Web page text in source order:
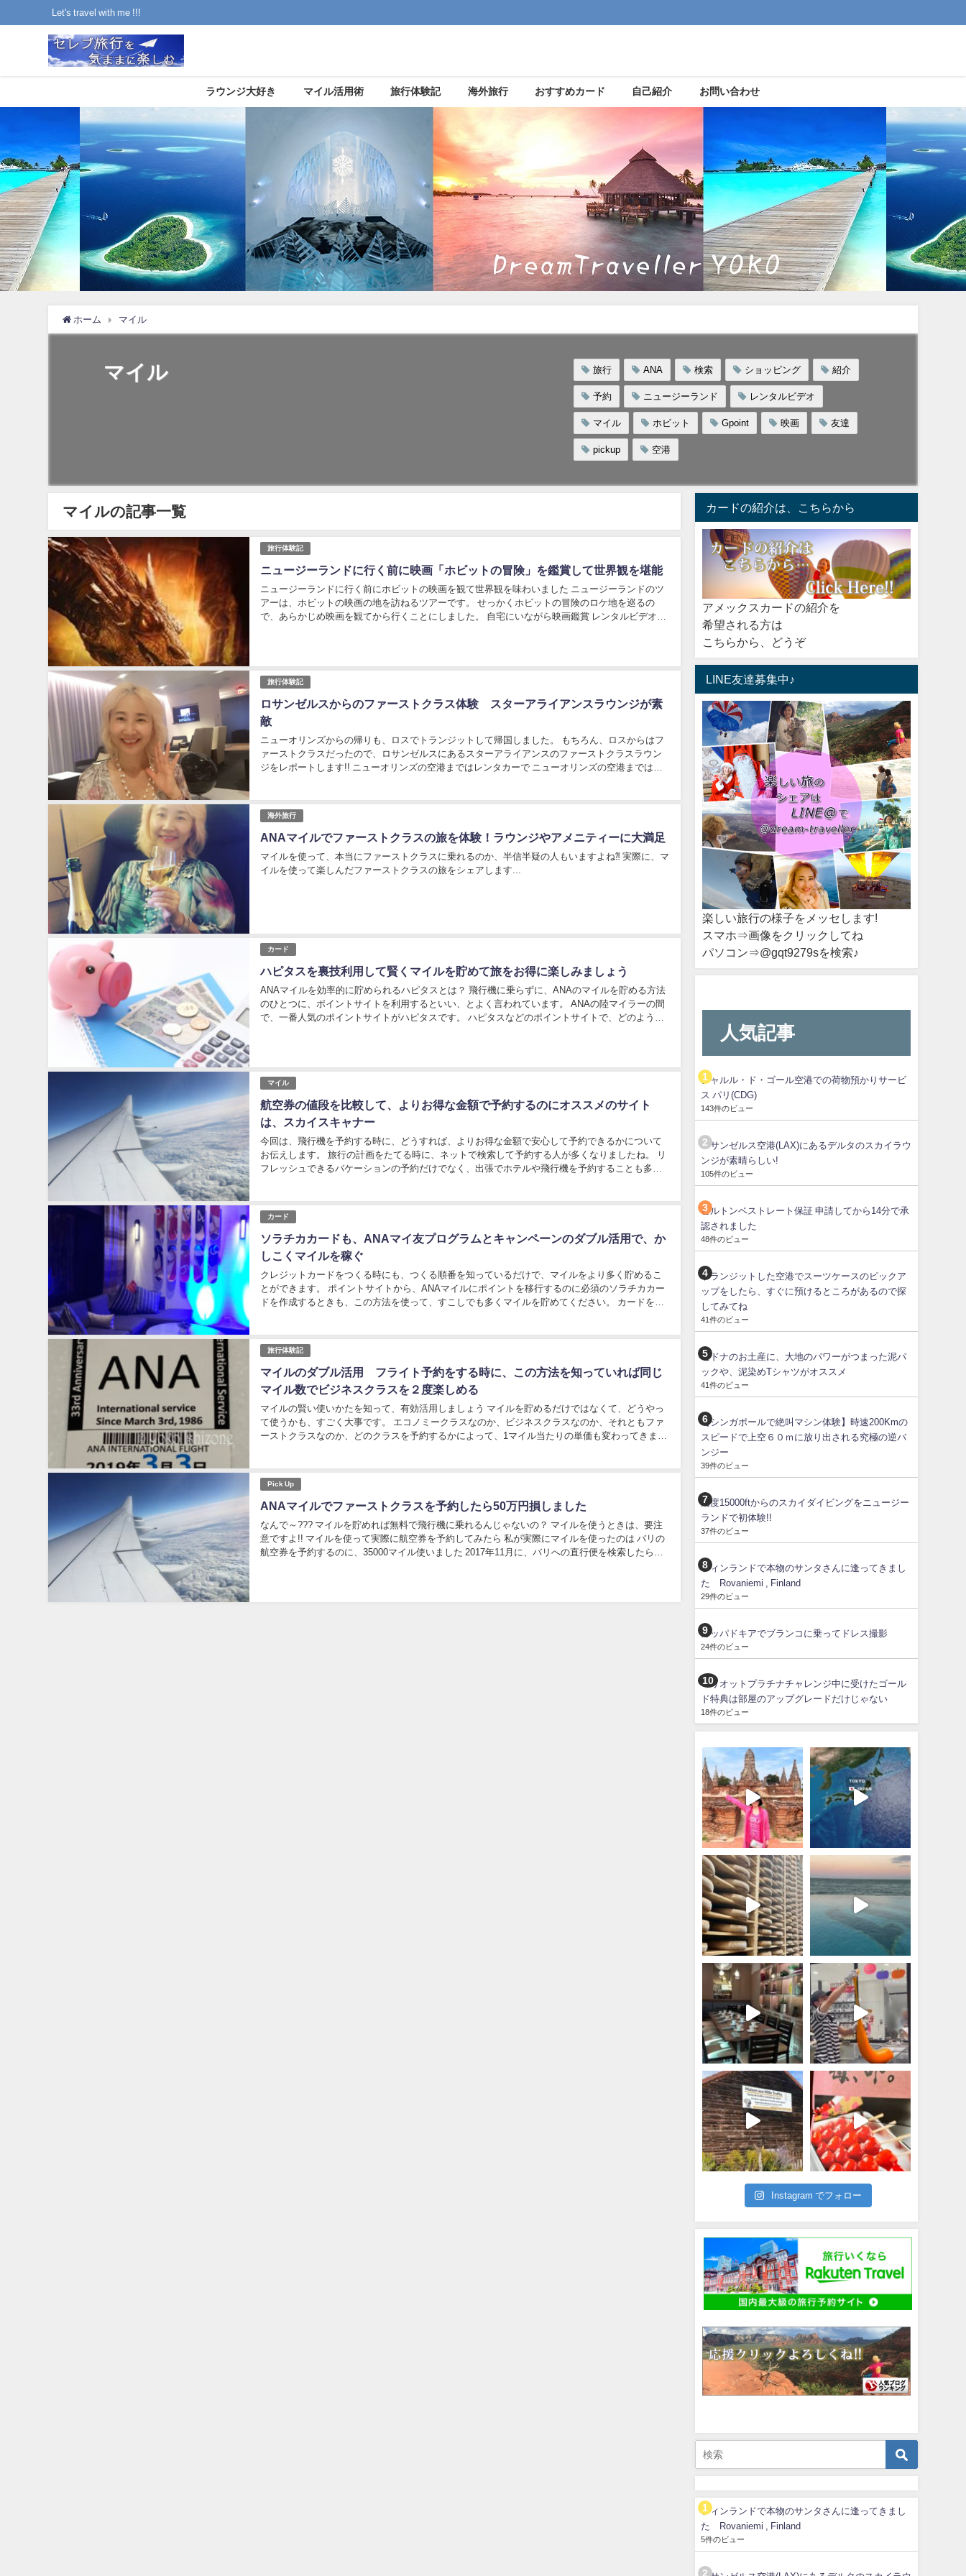
Let's travel with me !!!
ラウンジ大好き マイル活用術 旅行体験記 海外旅行 おすすめカード 自己紹介 お問い合わせ
ホーム マイル
マイル 旅行 ANA 検索 ショッピング 紹介
予約 ニュージーランド レンタルビデオ
マイル ホビット Gpoint 映画 友達
pickup 空港
マイルの記事一覧
旅行体験記
ニュージーランドに行く前に映画「ホビットの冒険」を鑑賞して世界観を堪能
ニュージーランドに行く前にホビットの映画を観て世界観を味わいました ニュージーランドのツ
アーは、ホビットの映画の地を訪ねるツアーです。 せっかくホビットの冒険のロケ地を巡るの
で、あらかじめ映画を観てから行くことにしました。 自宅にいながら映画鑑賞 レンタルビデオ屋
旅行体験記
ロサンゼルスからのファーストクラス体験 スターアライアンスラウンジが素
敵
ニューオリンズからの帰りも、ロスでトランジットして帰国しました。 もちろん、ロスからはフ
ァーストクラスだったので、ロサンゼルスにあるスターアライアンスのファーストクラスラウン
ジをレポートします!! ニューオリンズの空港まではレンタカーで ニューオリンズの空港までは、
海外旅行
ANAマイルでファーストクラスの旅を体験！ラウンジやアメニティーに大満足
マイルを使って、本当にファーストクラスに乗れるのか、半信半疑の人もいますよね⁈ 実際に、マ
イルを使って楽しんだファーストクラスの旅をシェアします...
カード
ハピタスを裏技利用して賢くマイルを貯めて旅をお得に楽しみましょう
ANAマイルを効率的に貯められるハピタスとは？ 飛行機に乗らずに、ANAのマイルを貯める方法
のひとつに、ポイントサイトを利用するといい、とよく言われています。 ANAの陸マイラーの間
で、一番人気のポイントサイトがハピタスです。 ハピタスなどのポイントサイトで、どのように
マイル
航空券の値段を比較して、よりお得な金額で予約するのにオススメのサイト
は、スカイスキャナー
今回は、飛行機を予約する時に、どうすれば、よりお得な金額で安心して予約できるかについて
お伝えします。 旅行の計画をたてる時に、ネットで検索して予約する人が多くなりましたね。 リ
フレッシュできるバケーションの予約だけでなく、出張でホテルや飛行機を予約することも多い
カード
ソラチカカードも、ANAマイ友プログラムとキャンペーンのダブル活用で、か
しこくマイルを稼ぐ
クレジットカードをつくる時にも、つくる順番を知っているだけで、マイルをより多く貯めるこ
とができます。 ポイントサイトから、ANAマイルにポイントを移行するのに必須のソラチカカー
ドを作成するときも、この方法を使って、すこしでも多くマイルを貯めてください。 カードを作
旅行体験記
マイルのダブル活用 フライト予約をする時に、この方法を知っていれば同じ
マイル数でビジネスクラスを２度楽しめる
マイルの賢い使いかたを知って、有効活用しましょう マイルを貯めるだけではなくて、どうやっ
て使うかも、すごく大事です。 エコノミークラスなのか、ビジネスクラスなのか、それともファ
ーストクラスなのか、どのクラスを予約するかによって、1マイル当たりの単価も変わってきま
Pick Up
ANAマイルでファーストクラスを予約したら50万円損しました
なんで～??? マイルを貯めれば無料で飛行機に乗れるんじゃないの？ マイルを使うときは、要注
意ですよ!! マイルを使って実際に航空券を予約してみたら 私が実際にマイルを使ったのは バリの
航空券を予約するのに、35000マイル使いました 2017年11月に、バリへの直行便を検索したら、
カードの紹介は、こちらから
アメックスカードの紹介を
希望される方は
こちらから、どうぞ
LINE友達募集中♪
楽しい旅行の様子をメッセします!
スマホ⇒画像をクリックしてね
パソコン⇒@gqt9279sを検索♪
人気記事
シャルル・ド・ゴール空港での荷物預かりサービ
ス パリ(CDG)
143件のビュー
ロサンゼルス空港(LAX)にあるデルタのスカイラウ
ンジが素晴らしい!
105件のビュー
ヒルトンベストレート保証 申請してから14分で承
認されました
48件のビュー
トランジットした空港でスーツケースのピックア
ップをしたら、すぐに預けるところがあるので探
してみてね
41件のビュー
セドナのお土産に、大地のパワーがつまった泥パ
ックや、泥染めTシャツがオススメ
41件のビュー
【シンガポールで絶叫マシン体験】時速200Kmの
スピードで上空６０ｍに放り出される究極の逆バ
ンジー
39件のビュー
高度15000ftからのスカイダイビングをニュージー
ランドで初体験!!
37件のビュー
フィンランドで本物のサンタさんに逢ってきまし
た Rovaniemi , Finland
29件のビュー
カッパドキアでブランコに乗ってドレス撮影
24件のビュー
マリオットプラチナチャレンジ中に受けたゴール
ド特典は部屋のアップグレードだけじゃない
18件のビュー
Instagram でフォロー
フィンランドで本物のサンタさんに逢ってきまし
た Rovaniemi , Finland
5件のビュー